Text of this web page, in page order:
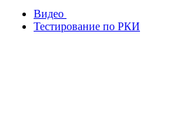
Видео
Тестирование по РКИ